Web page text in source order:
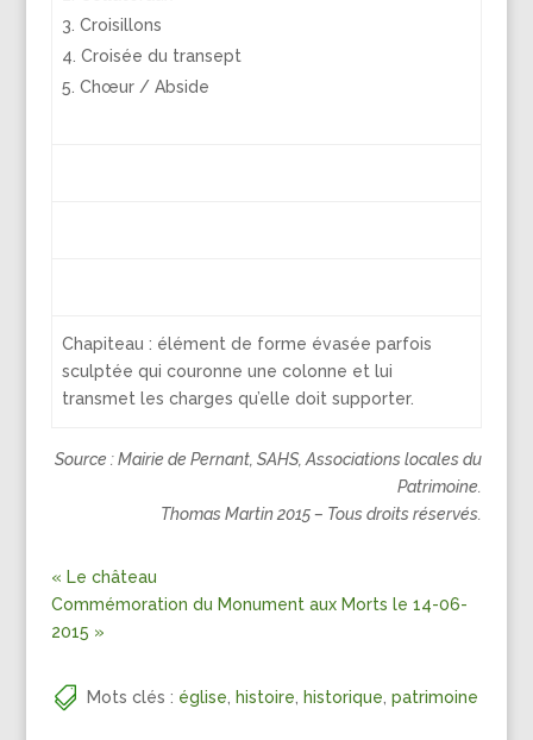
Croisillons
Croisée du transept
Chœur / Abside
Chapiteau : élément de forme évasée parfois
sculptée qui couronne une colonne et lui
transmet les charges qu’elle doit supporter.
Source : Mairie de Pernant, SAHS, Associations locales du
Patrimoine.
Thomas Martin 2015 – Tous droits réservés.
« Le château
Commémoration du Monument aux Morts le 14-06-
2015 »
Mots clés : église histoire historique patrimoine